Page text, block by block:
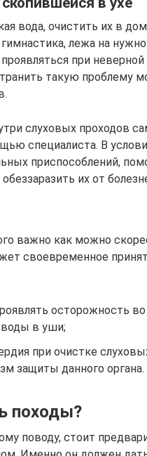
вода, очистить их в
лежа на
при
такую проблему
слуховых проходов
специалиста. В
приспособлений,
их от
важно как можно
своевременное
осторожность
воды в уши;
при очистке
защиты данного органа.
походы?
поводу, стоит